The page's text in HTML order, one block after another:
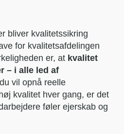
bliver kvalitetssikring
for kvalitetsafdelingen
er, at kvalitet
– i alle led af
vil opnå reelle
kvalitet hver gang, er det
føler ejerskab og